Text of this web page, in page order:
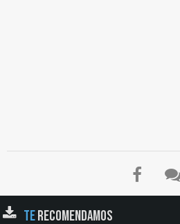
TERECOMENDAMOS